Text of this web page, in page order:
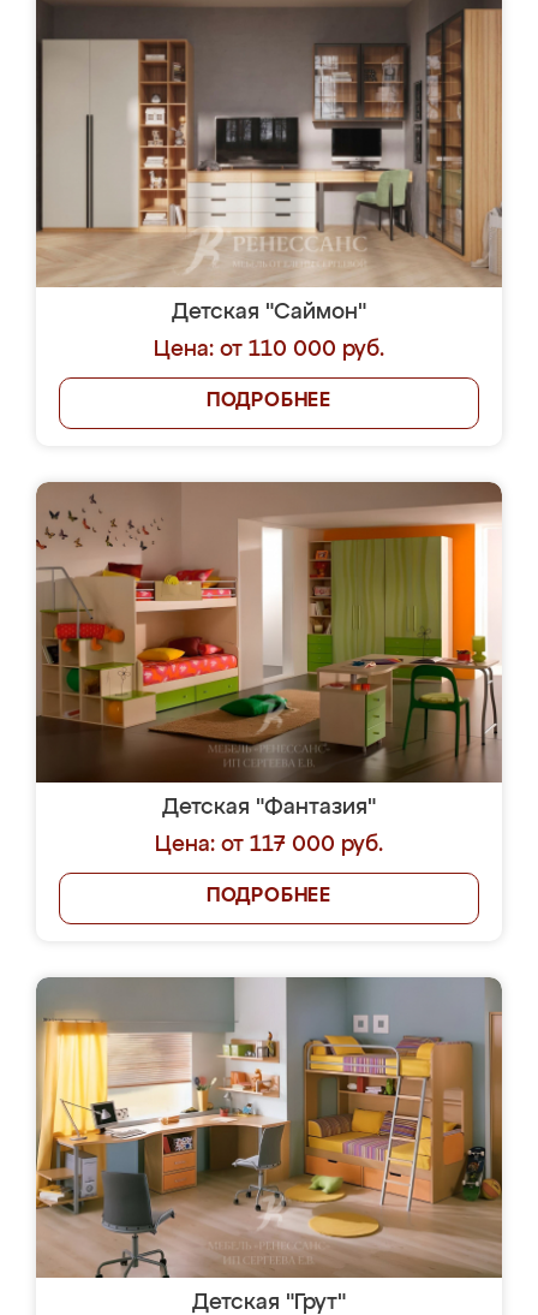
Детская "Саймон"
Цена: от 110 000 руб.
ПОДРОБНЕЕ
Детская "Фантазия"
Цена: от 117 000 руб.
ПОДРОБНЕЕ
Детская "Грут"